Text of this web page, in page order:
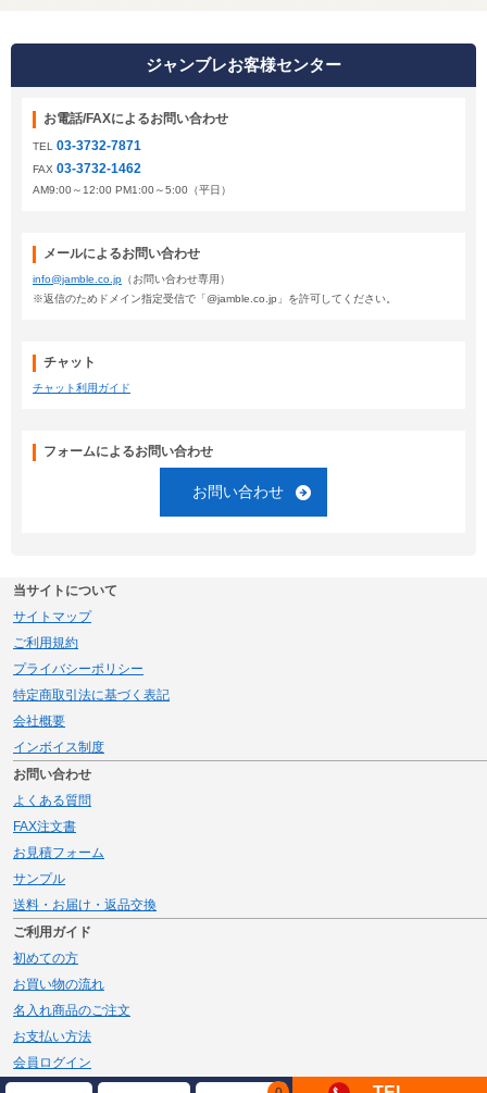
ジャンブレお客様センター
お電話/FAXによるお問い合わせ
TEL 03-3732-7871
FAX 03-3732-1462
AM9:00～12:00 PM1:00～5:00（平日）
メールによるお問い合わせ
info@jamble.co.jp （お問い合わせ専用）
※返信のためドメイン指定受信で「@jamble.co.jp」を許可してください。
チャット
チャット利用ガイド
フォームによるお問い合わせ
お問い合わせ
当サイトについて
サイトマップ
ご利用規約
プライバシーポリシー
特定商取引法に基づく表記
会社概要
インボイス制度
お問い合わせ
よくある質問
FAX注文書
お見積フォーム
サンプル
送料・お届け・返品交換
ご利用ガイド
初めての方
お買い物の流れ
名入れ商品のご注文
お支払い方法
会員ログイン
メルマガ登録